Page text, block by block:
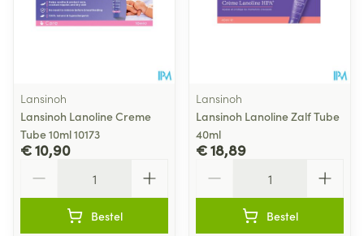
Lansinoh
Lansinoh Lanoline Creme
Tube 10ml 10173
€ 10,90
Bestel
Lansinoh
Lansinoh Lanoline Zalf Tube
40ml
€ 18,89
Bestel